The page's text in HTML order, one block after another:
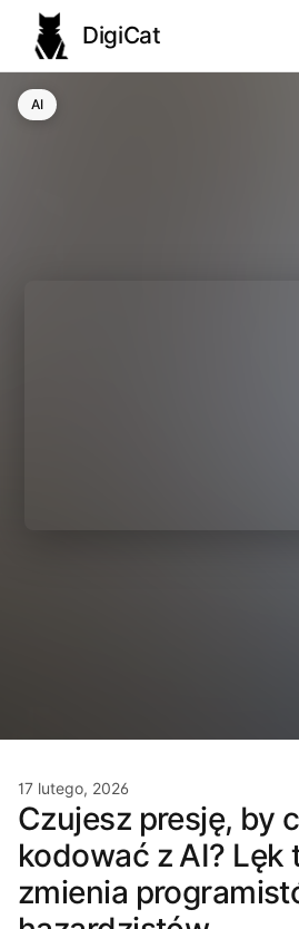
DigiCat
AI
AI
17 lutego, 2026
Czujesz presję, by
kodować z AI? Lęk
zmienia